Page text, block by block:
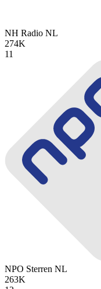
NH Radio NL
274K
11
NPO Sterren NL
263K